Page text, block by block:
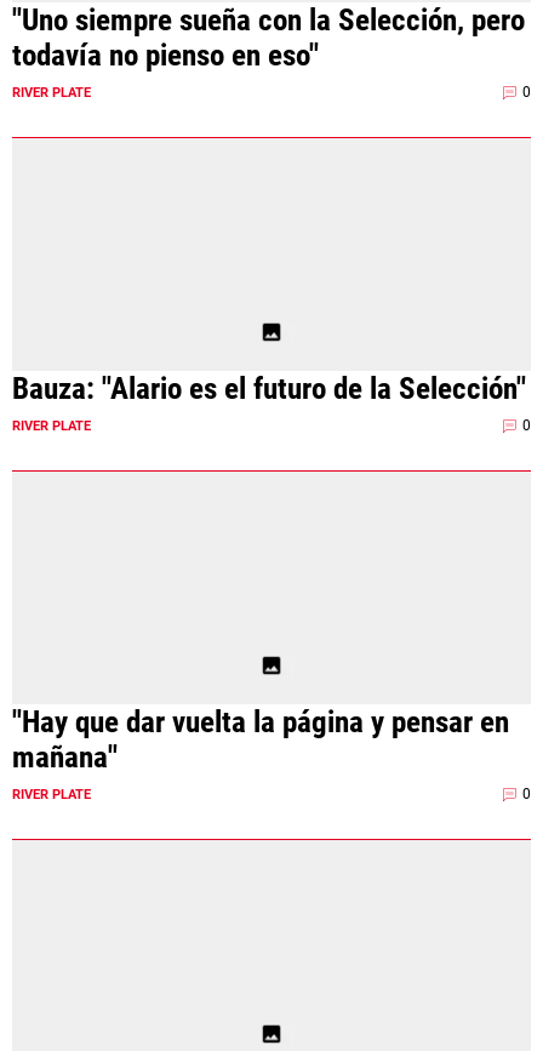
"Uno siempre sueña con la Selección, pero
todavía no pienso en eso"
RIVER PLATE 0
Bauza: "Alario es el futuro de la Selección"
RIVER PLATE 0
"Hay que dar vuelta la página y pensar en
mañana"
RIVER PLATE 0